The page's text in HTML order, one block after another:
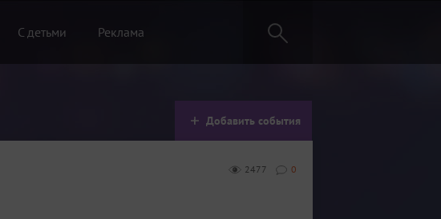
С детьми Реклама
Добавить события
0
2477